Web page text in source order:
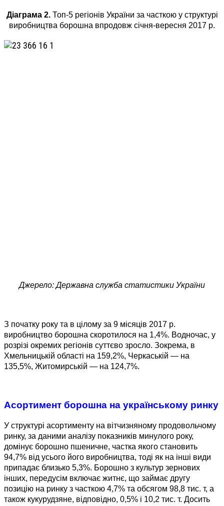
Діаграма 2.Топ-5 регіонів України за часткою у структурі
виробництва борошна впродовж січня-вересня 2017 р.
Джерело: Державна служба статистики України
З початку року та в цілому за 9 місяців 2017 р.
виробництво борошна скоротилося на 1,4%. Водночас, у
розрізі окремих регіонів суттєво зросло. Зокрема, в
Хмельницькій області на 159,2%, Черкаській — на
135,5%, Житомирській — на 124,7%.
Асортимент борошна на українському ринку
У структурі асортименту на вітчизняному продовольчому
ринку, за даними аналізу показників минулого року,
домінує борошно пшеничне, частка якого становить
94,7% від усього його виробництва, тоді як на інші види
припадає близько 5,3%. Борошно з культур зернових
інших, передусім включає житнє, що займає другу
позицію на ринку з часткою 4,7% та обсягом 98,8 тис. т, а
також кукурудзяне, відповідно, 0,5% і 10,2 тис. т. Досить